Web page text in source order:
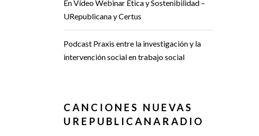
En Vídeo Webinar Ética y Sostenibilidad –
URepublicana y Certus
Podcast Praxis entre la investigación y la
intervención social en trabajo social
CANCIONES NUEVAS
UREPUBLICANARADIO